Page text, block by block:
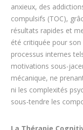
anxieux, des
compulsifs (TOC),
résultats rapides et
été critiquée pour
processus internes
motivations sous-
mécanique, ne
ni les complexités
sous-tendre les